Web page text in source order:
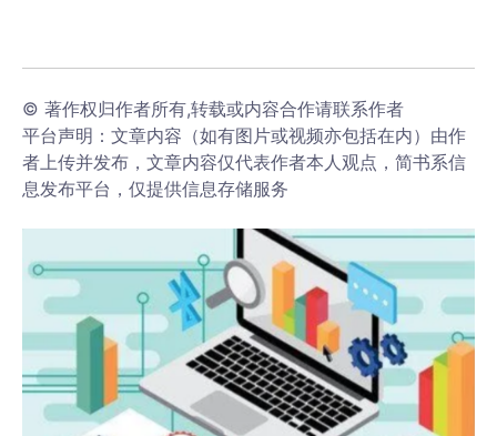
© 著作权归作者所有,转载或内容合作请联系作者
平台声明：文章内容（如有图片或视频亦包括在内）由作
者上传并发布，文章内容仅代表作者本人观点，简书系信
息发布平台，仅提供信息存储服务